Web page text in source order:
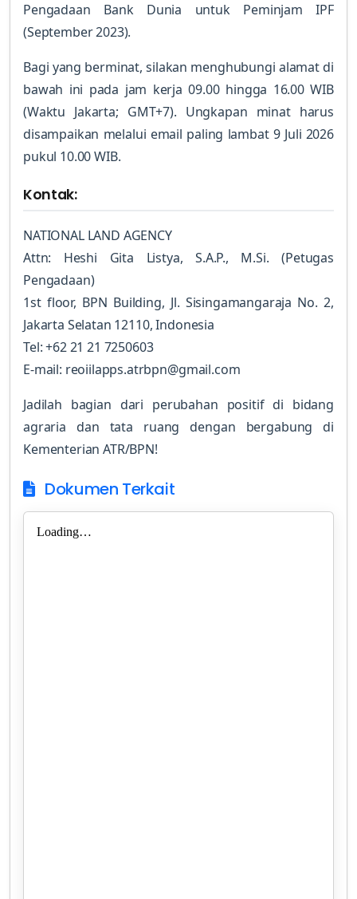
Pengadaan Bank Dunia untuk Peminjam IPF
(September 2023).
Bagi yang berminat, silakan menghubungi alamat di
bawah ini pada jam kerja 09.00 hingga 16.00 WIB
(Waktu Jakarta; GMT+7). Ungkapan minat harus
disampaikan melalui email paling lambat 9 Juli 2026
pukul 10.00 WIB.
Kontak:
NATIONAL LAND AGENCY
Attn: Heshi Gita Listya, S.A.P., M.Si. (Petugas
Pengadaan)
1st floor, BPN Building, Jl. Sisingamangaraja No. 2,
Jakarta Selatan 12110, Indonesia
Tel: +62 21 21 7250603
E-mail: reoiilapps.atrbpn@gmail.com
Jadilah bagian dari perubahan positif di bidang
agraria dan tata ruang dengan bergabung di
Kementerian ATR/BPN!
Dokumen Terkait